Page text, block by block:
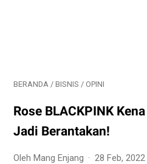
BERANDA / BISNIS / OPINI
Rose BLACKPINK
Jadi Berantakan!
Oleh Mang Enjang 28 Feb, 2022